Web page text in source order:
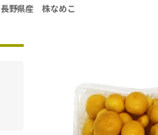
長野県産 株なめこ